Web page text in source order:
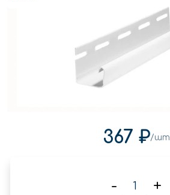
367 ₽/шт
- +